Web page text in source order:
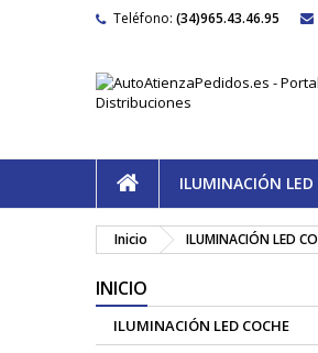
Teléfono: (34)965.43.46.95
ILUMINACIÓN LED
Inicio ILUMINACIÓN LED
INICIO
ILUMINACIÓN LED COCHE